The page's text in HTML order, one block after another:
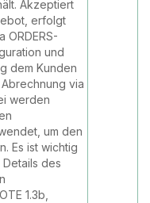
Akzeptiert
erfolgt
ORDERS-
und
dem Kunden
via
werden
um den
Es ist wichtig
des
1.3b,